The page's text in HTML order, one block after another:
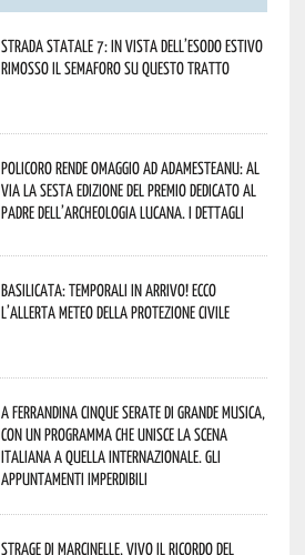
Strada statale 7: in vista dell’esodo estivo
rimosso il semaforo su questo tratto
Policoro rende omaggio ad Adamesteanu: al
via la sesta edizione del Premio dedicato al
padre dell’archeologia lucana. I dettagli
Basilicata: temporali in arrivo! Ecco
l’allerta meteo della Protezione civile
A Ferrandina cinque serate di grande musica,
con un programma che unisce la scena
italiana a quella internazionale. Gli
appuntamenti imperdibili
Strage di Marcinelle, vivo il ricordo del